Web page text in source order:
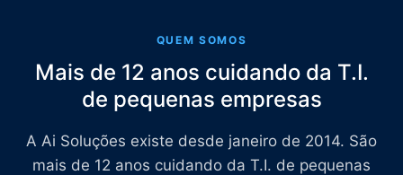
QUEM SOMOS
Mais de 12 anos cuidando da T.I.
de pequenas empresas
A Ai Soluções existe desde janeiro de 2014. São
mais de 12 anos cuidando da T.I. de pequenas